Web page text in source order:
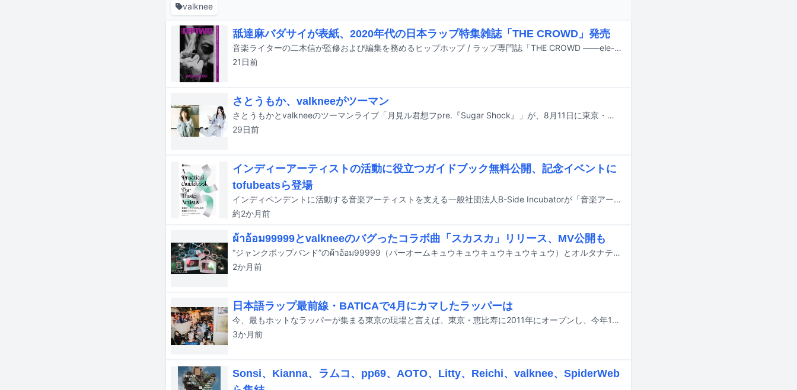
valknee
舐達麻バダサイが表紙、2020年代の日本ラップ特集雑誌「THE CROWD」発売
音楽ライターの二木信が監修および編集を務めるヒップホップ / ラップ専門誌「THE CROWD ——ele-king presents HIP HOP JAPAN」が7月31日にP-VINEより発売される。
21日前
さとうもか、valkneeがツーマン
さとうもかとvalkneeのツーマンライブ「月見ル君想フpre.『Sugar Shock』」が、8月11日に東京・青山 月見ル君想フで開催される。
29日前
インディーアーティストの活動に役立つガイドブック無料公開、記念イベントに
tofubeatsら登場
インディペンデントに活動する音楽アーティストを支える一般社団法人B-Side Incubatorが「音楽アーティストのための実践ガイドブック──インディペンデントに活動を続けるための5つのステップ」を無料で公開した。
約2か月前
ผ้าอ้อม99999とvalkneeのバグったコラボ曲「スカスカ」リリース、MV公開も
“ジャンクポップバンド”のผ้าอ้อม99999（パーオームキュウキュウキュウキュウキュウ）とオルタナティブラッパー・valkneeのコラボレーション楽曲「スカスカ」が、本日6月3日に配信リリースされた。
2か月前
日本語ラップ最前線・BATICAで4月にカマしたラッパーは
今、最もホットなラッパーが集まる東京の現場と言えば、東京・恵比寿に2011年にオープンし、今年15周年を迎えたEBISU BATICA。シーンのトップを走るラッパーたちが出演してきた日本語ラップの最前線であり、毎月さまざまなパーティが開催されています。この連載では、そんなBATICAのブッキングを担当している店長の一瀬公佑さんが特に印象に残ったパーティやラッパーを毎月紹介。今回は15周年記念興行5DAYSについて振り返っていただきました。
3か月前
Sonsi、Kianna、ラムコ、pp69、AOTO、Litty、Reichi、valknee、SpiderWeb